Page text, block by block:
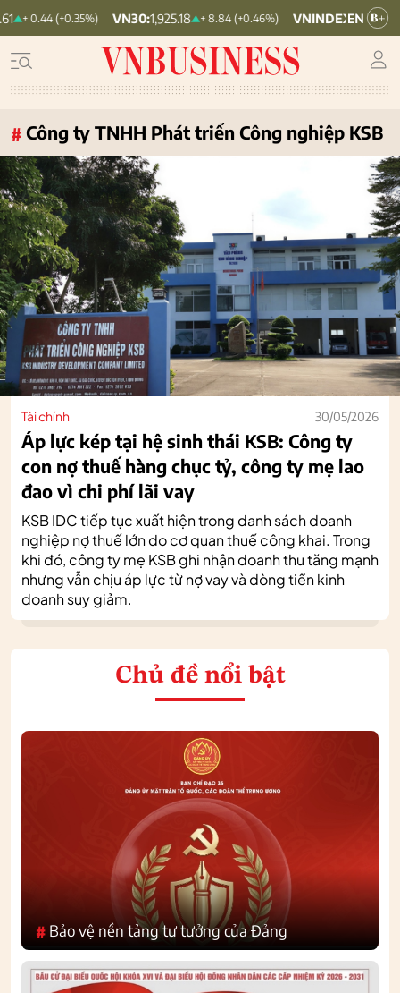
(+0.35%) VN30:1,925.18 + 8.84 (+0.46%) VNINDEX:1,776.77 + 0.98
# Công ty TNHH Phát triển Công nghiệp KSB
Tài chính 30/05/2026
Áp lực kép tại hệ sinh thái KSB: Công ty
con nợ thuế hàng chục tỷ, công ty mẹ lao
đao vì chi phí lãi vay
KSB IDC tiếp tục xuất hiện trong danh sách doanh
nghiệp nợ thuế lớn do cơ quan thuế công khai. Trong
khi đó, công ty mẹ KSB ghi nhận doanh thu tăng mạnh
nhưng vẫn chịu áp lực từ nợ vay và dòng tiền kinh
doanh suy giảm.
Chủ đề nổi bật
# Bảo vệ nền tảng tư tưởng của Đảng